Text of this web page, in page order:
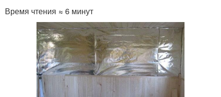
Время чтения ≈ 6 минут